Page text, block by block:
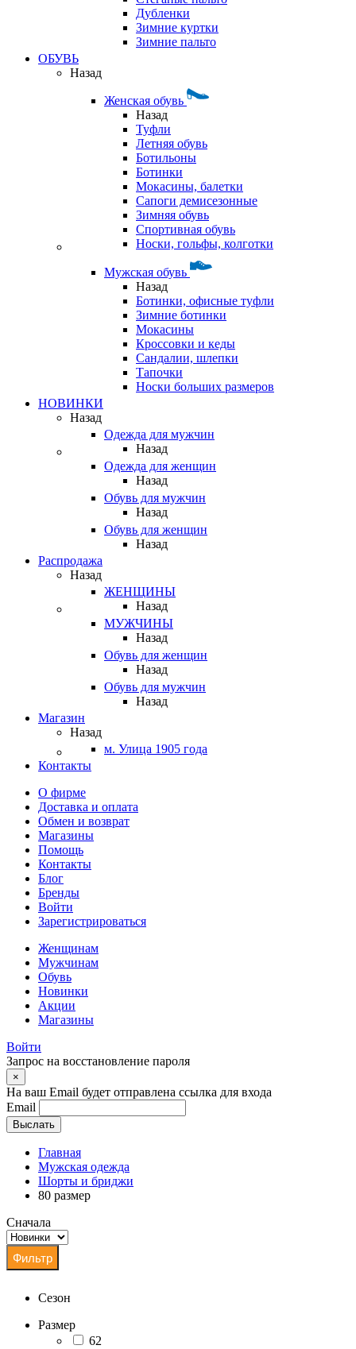
Дубленки
Зимние куртки
Зимние пальто
ОБУВЬ
Назад
Женская обувь
Назад
Туфли
Летняя обувь
Ботильоны
Ботинки
Мокасины, балетки
Сапоги демисезонные
Зимняя обувь
Спортивная обувь
Носки, гольфы, колготки
Мужская обувь
Назад
Ботинки, офисные туфли
Зимние ботинки
Мокасины
Кроссовки и кеды
Сандалии, шлепки
Тапочки
Носки больших размеров
НОВИНКИ
Назад
Одежда для мужчин
Назад
Одежда для женщин
Назад
Обувь для мужчин
Назад
Обувь для женщин
Назад
Распродажа
Назад
ЖЕНЩИНЫ
Назад
МУЖЧИНЫ
Назад
Обувь для женщин
Назад
Обувь для мужчин
Назад
Магазин
Назад
м. Улица 1905 года
Контакты
О фирме
Доставка и оплата
Обмен и возврат
Магазины
Помощь
Контакты
Блог
Бренды
Войти
Зарегистрироваться
Женщинам
Мужчинам
Обувь
Новинки
Акции
Магазины
Войти
Запрос на восстановление пароля
×
На ваш Email будет отправлена ссылка для входа
Email
Выслать
Главная
Мужская одежда
Шорты и бриджи
80 размер
Сначала
Сезон
Размер
62